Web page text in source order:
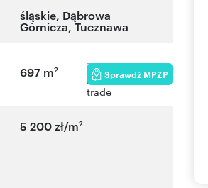
śląskie, Dąbrowa
Górnicza,Tucznawa
697 m2 Sprawdź MPZP
5 200 zł/m2